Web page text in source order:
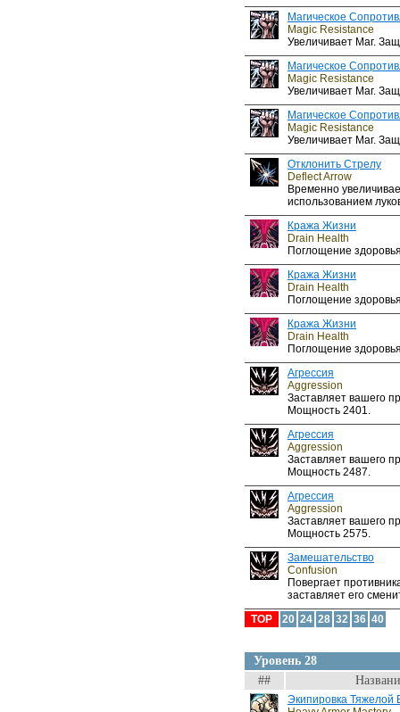
Магическое
Magic Resistance
Увеличивает Маг.
Магическое
Magic Resistance
Увеличивает Маг.
Магическое
Magic Resistance
Увеличивает Маг.
Отклонить Стрелу
Deflect Arrow
Временно
использованием
Кража Жизни
Drain Health
Поглощение
Кража Жизни
Drain Health
Поглощение
Кража Жизни
Drain Health
Поглощение
Агрессия
Aggression
Заставляет вашего
Мощность 2401.
Агрессия
Aggression
Заставляет вашего
Мощность 2487.
Агрессия
Aggression
Заставляет вашего
Мощность 2575.
Замешательство
Confusion
Повергает
заставляет его
TOP
20 24 28 32 36 40
Уровень 28
##
Экипировка Тяжелой